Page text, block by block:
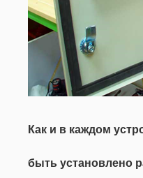
Как и в каждом
быть установлено